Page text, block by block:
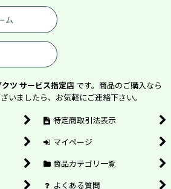
ム
ツ サービス指定店 です。商品のご購入なら
いましたら、お気軽にご連絡下さい。
特定商取引法表示
マイページ
商品カテゴリ一覧
よくある質問